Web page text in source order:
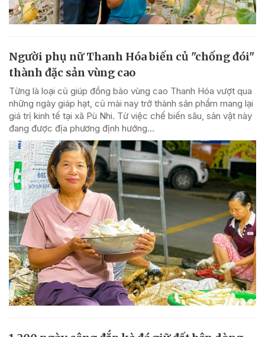
Người phụ nữ Thanh Hóa biến củ "chống đói"
thành đặc sản vùng cao
Từng là loại củ giúp đồng bào vùng cao Thanh Hóa vượt qua
những ngày giáp hạt, củ mài nay trở thành sản phẩm mang lại
giá trị kinh tế tại xã Pù Nhi. Từ việc chế biến sâu, sản vật này
đang được địa phương định hướng...